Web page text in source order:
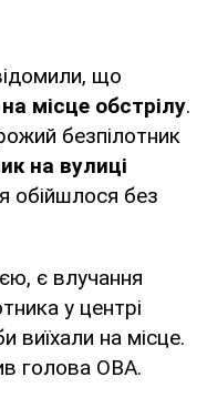
що
місце обстрілу.
безпілотник
на вулиці
обійшлося без
є влучання
у центрі
виїхали на місце.
голова ОВА.